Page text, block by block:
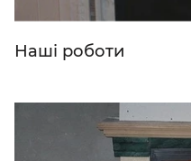
Наші роботи